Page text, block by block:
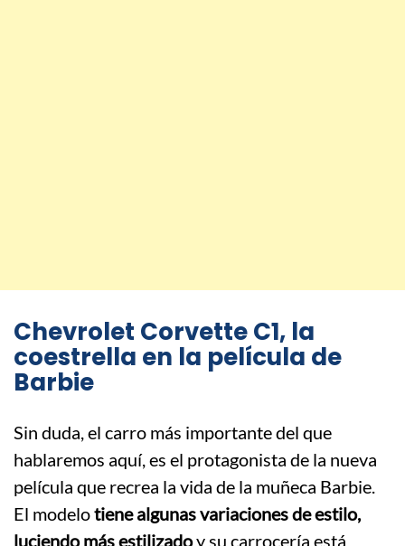
Chevrolet Corvette C1, la
coestrella en la película de
Barbie
Sin duda, el carro más importante del que
hablaremos aquí, es el protagonista de la nueva
película que recrea la vida de la muñeca Barbie.
El modelotiene algunas variaciones de estilo,
luciendo más estilizadoy su carrocería está